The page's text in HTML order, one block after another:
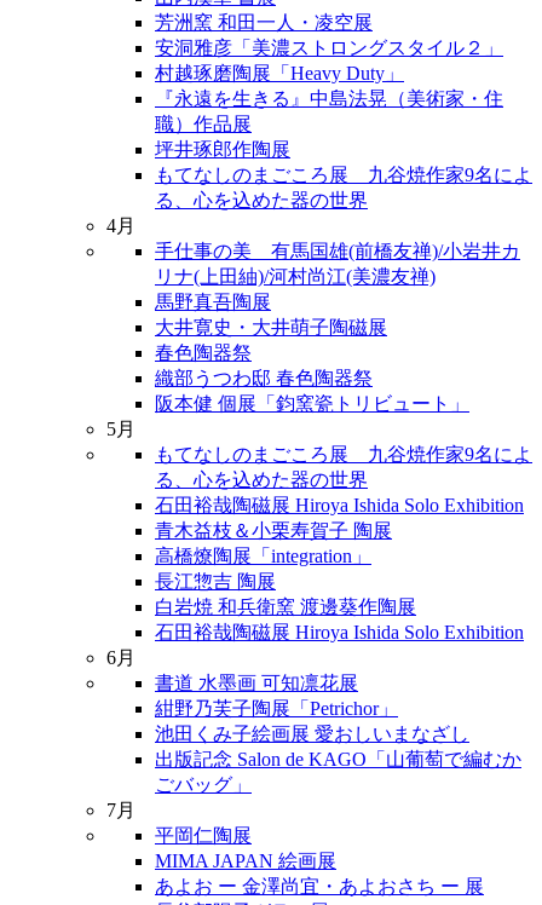
芳洲窯 和田一人・凌空展
安洞雅彦「美濃ストロングスタイル２」
村越琢磨陶展「Heavy Duty」
『永遠を生きる』中島法晃（美術家・住
職）作品展
坪井琢郎作陶展
もてなしのまごころ展 九谷焼作家9名によ
る、心を込めた器の世界
4月
手仕事の美 有馬国雄(前橋友禅)/小岩井カ
リナ(上田紬)/河村尚江(美濃友禅)
馬野真吾陶展
大井寛史・大井萌子陶磁展
春色陶器祭
織部うつわ邸 春色陶器祭
阪本健 個展「鈞窯瓷トリビュート」
5月
もてなしのまごころ展 九谷焼作家9名によ
る、心を込めた器の世界
石田裕哉陶磁展 Hiroya Ishida Solo Exhibition
青木益枝＆小栗寿賀子 陶展
高橋燎陶展「integration」
長江惣吉 陶展
白岩焼 和兵衛窯 渡邊葵作陶展
石田裕哉陶磁展 Hiroya Ishida Solo Exhibition
6月
書道 水墨画 可知凛花展
紺野乃芙子陶展「Petrichor」
池田くみ子絵画展 愛おしいまなざし
出版記念 Salon de KAGO「山葡萄で編むか
ごバッグ」
7月
平岡仁陶展
MIMA JAPAN 絵画展
あよお ー 金澤尚宜・あよおさち ー 展